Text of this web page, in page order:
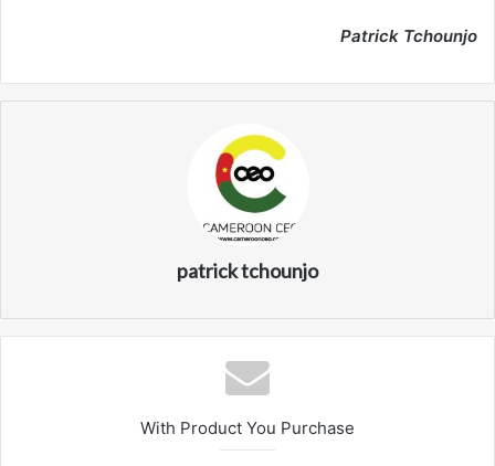
Patrick Tchounjo
patrick tchounjo
With Product You Purchase